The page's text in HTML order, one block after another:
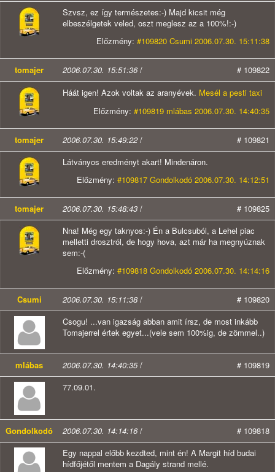
Szvsz, ez így természetes:-) Majd kicsit még
elbeszélgetek veled, oszt meglesz az a 100%!:-)
Előzmény: #109820 Csumi 2006.07.30. 15:11:38
tomajer 2006.07.30. 15:51:36/
# 109822
Háát igen! Azok voltak az aranyévek. Mesél a pesti taxi
Előzmény: #109819 mlábas 2006.07.30. 14:40:35
tomajer 2006.07.30. 15:49:22/
# 109821
Látványos eredményt akart! Mindenáron.
Előzmény: #109817 Gondolkodó 2006.07.30. 14:12:51
tomajer 2006.07.30. 15:48:43 /
# 109825
Nna! Még egy taknyos:-) Én a Bulcsuból, a Lehel piac
melletti drosztról, de hogy hova, azt már ha megnyúznak
sem:-(
Előzmény: #109818 Gondolkodó 2006.07.30. 14:14:16
Csumi 2006.07.30. 15:11:38 /
# 109820
Csogu! ...van igazság abban amit írsz, de most inkább
Tomajerrel értek egyet...(vele sem 100%ig, de zömmel..)
mlábas 2006.07.30. 14:40:35/
# 109819
77.09.01.
Gondolkodó 2006.07.30. 14:14:16/
# 109818
Egy nappal előbb kezdted, mint én! A Margit híd budai
hídfőjétől mentem a Dagály strand mellé.